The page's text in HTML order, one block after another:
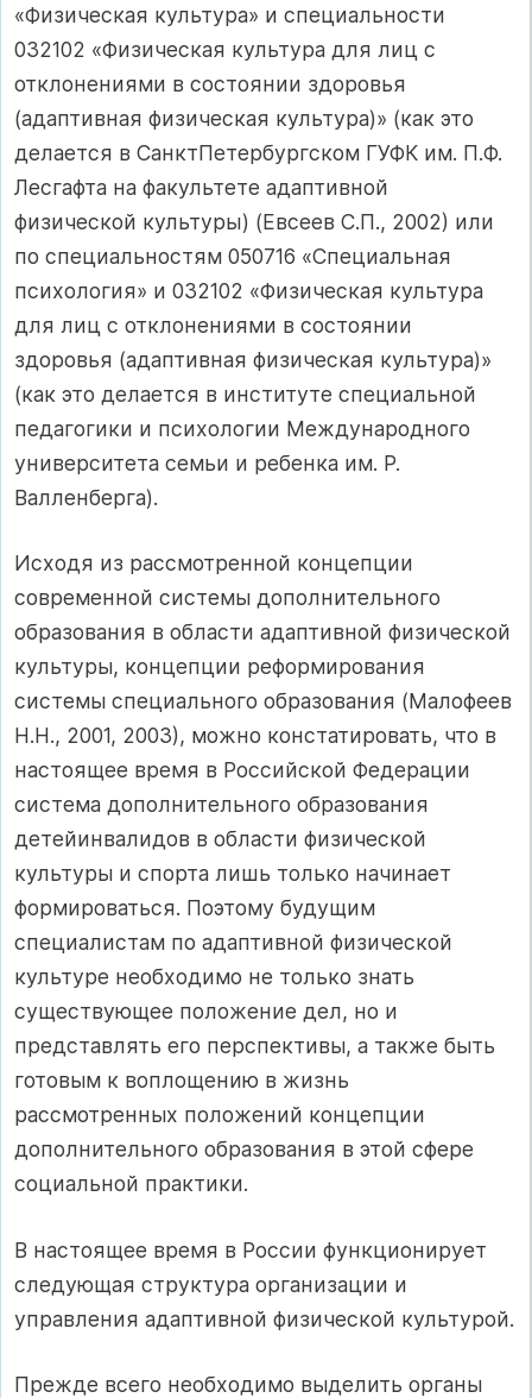
«Физическая культура» и специальности
032102 «Физическая культура для лиц с
отклонениями в состоянии здоровья
(адаптивная физическая культура)» (как это
делается в СанктПетербургском ГУФК им. П.Ф.
Лесгафта на факультете адаптивной
физической культуры) (Евсеев С.П., 2002) или
по специальностям 050716 «Специальная
психология» и 032102 «Физическая культура
для лиц с отклонениями в состоянии
здоровья (адаптивная физическая культура)»
(как это делается в институте специальной
педагогики и психологии Международного
университета семьи и ребенка им. Р.
Валленберга).
Исходя из рассмотренной концепции
современной системы дополнительного
образования в области адаптивной физической
культуры, концепции реформирования
системы специального образования (Малофеев
Н.Н., 2001, 2003), можно констатировать, что в
настоящее время в Российской Федерации
система дополнительного образования
детейинвалидов в области физической
культуры и спорта лишь только начинает
формироваться. Поэтому будущим
специалистам по адаптивной физической
культуре необходимо не только знать
существующее положение дел, но и
представлять его перспективы, а также быть
готовым к воплощению в жизнь
рассмотренных положений концепции
дополнительного образования в этой сфере
социальной практики.
В настоящее время в России функционирует
следующая структура организации и
управления адаптивной физической культурой.
Прежде всего необходимо выделить органы